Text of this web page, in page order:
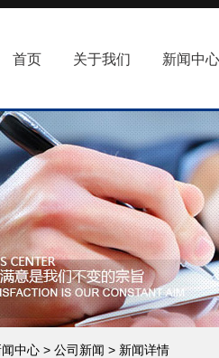
首页 关于我们 新闻中心
闻中心 > 公司新闻 > 新闻详情